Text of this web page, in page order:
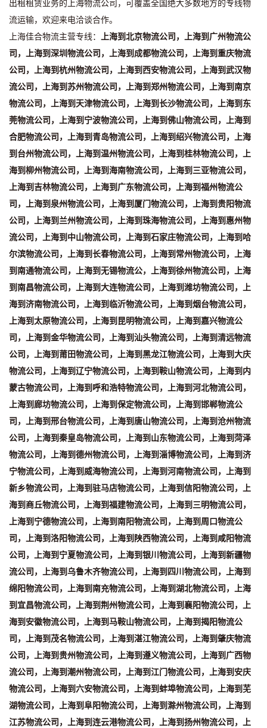
流运输，欢迎来电洽谈合作。
上海佳合物流主营专线：
上海到北京物流公司，上海到广州物流公
司，上海到深圳物流公司，上海到成都物流公司，上海到重庆物流
公司，上海到杭州物流公司，上海到西安物流公司，上海到武汉物
流公司，上海到苏州物流公司，上海到郑州物流公司，上海到南京
物流公司，上海到天津物流公司，上海到长沙物流公司，上海到东
莞物流公司，上海到宁波物流公司，上海到佛山物流公司，上海到
合肥物流公司，上海到青岛物流公司，上海到绍兴物流公司，上海
到台州物流公司，上海到温州物流公司，上海到桂林物流公司，上
海到柳州物流公司，上海到海南物流公司，上海到三亚物流公司，
上海到吉林物流公司，上海到广东物流公司，上海到福州物流公
司，上海到泉州物流公司，上海到厦门物流公司，上海到贵阳物流
公司，上海到兰州物流公司，上海到珠海物流公司，上海到惠州物
流公司，上海到中山物流公司，上海到石家庄物流公司，上海到哈
尔滨物流公司，上海到长春物流公司，上海到常州物流公司，上海
到南通物流公司，上海到无锡物流公，上海到徐州物流公司，上海
到南昌物流公司，上海到大连物流公司，上海到潍坊物流公司，上
海到济南物流公司，上海到临沂物流公司，上海到烟台物流公司，
上海到太原物流公司，上海到昆明物流公司，上海到嘉兴物流公
司，上海到金华物流公司，上海到汕头物流公司，上海到清远物流
公司，上海到莆田物流公司，上海到黑龙江物流公司，上海到大庆
物流公司，上海到辽宁物流公司，上海到鞍山物流公司，上海到内
蒙古物流公司，上海到呼和浩特物流公司，上海到河北物流公司，
上海到廊坊物流公司，上海到保定物流公司，上海到邯郸物流公
司，上海到邢台物流公司，上海到唐山物流公司，上海到沧州物流
公司，上海到秦皇岛物流公司，上海到山东物流公司，上海到菏泽
物流公司，上海到德州物流公司，上海到淄博物流公司，上海到济
宁物流公司，上海到威海物流公司，上海到河南物流公司，上海到
新乡物流公司，上海到驻马店物流公司，上海到信阳物流公司，上
海到商丘物流公司，上海到福建物流公司，上海到三明物流公司，
上海到宁德物流公司，上海到南阳物流公司，上海到周口物流公
司，上海到洛阳物流公司，上海到陕西物流公司，上海到咸阳物流
公司，上海到宁夏物流公司，上海到银川物流公司，上海到新疆物
流公司，上海到乌鲁木齐物流公司，上海到四川物流公司，上海到
绵阳物流公司，上海到南充物流公司，上海到湖北物流公司，上海
到宜昌物流公司，上海到荆州物流公司，上海到襄阳物流公司，上
海到安徽物流公司，上海到马鞍山物流公司，上海到揭阳物流公
司，上海到茂名物流公司，上海到湛江物流公司，上海到肇庆物流
公司，上海到贵州物流公司，上海到遵义物流公司，上海到广西物
流公司，上海到潮州物流公司，上海到江门物流公司，上海到安庆
物流公司，上海到六安物流公司，上海到蚌埠物流公司，上海到芜
湖物流公司，上海到阜阳物流公司，上海到滁州物流公司，上海到
江苏物流公司，上海到连云港物流公司，上海到扬州物流公司，上